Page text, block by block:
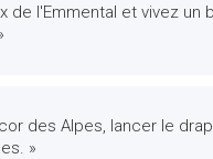
de l'Emmental et vivez un
des Alpes, lancer le
»